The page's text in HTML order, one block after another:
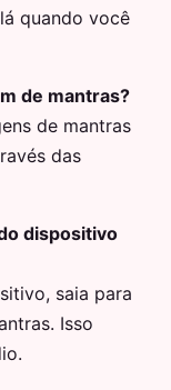
quando você
de mantras?
de mantras
das
dispositivo
saia para
Isso